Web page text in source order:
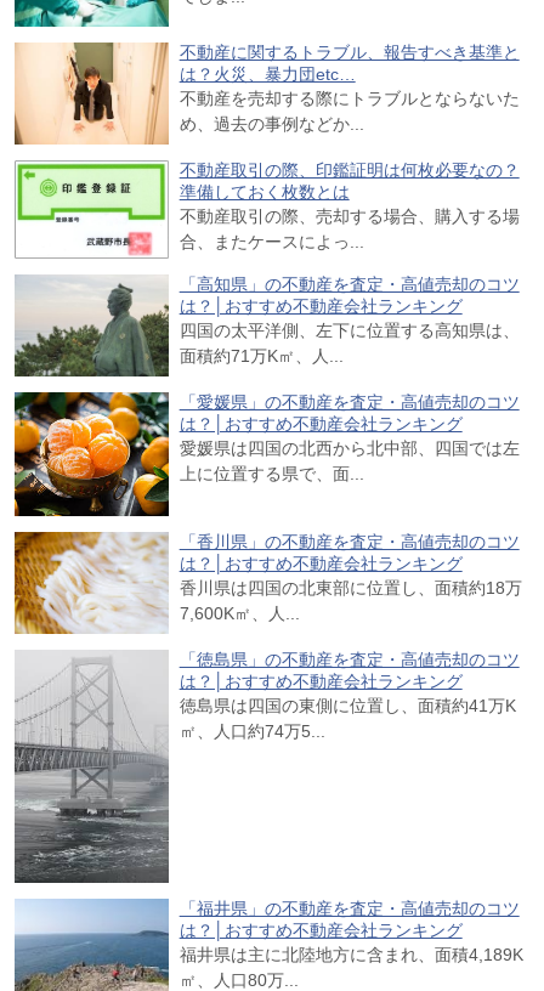
不動産に関するトラブル、報告すべき基準と
は？火災、暴力団etc…
不動産を売却する際にトラブルとならないた
め、過去の事例などか...
不動産取引の際、印鑑証明は何枚必要なの？
準備しておく枚数とは
不動産取引の際、売却する場合、購入する場
合、またケースによっ...
「高知県」の不動産を査定・高値売却のコツ
は？│おすすめ不動産会社ランキング
四国の太平洋側、左下に位置する高知県は、
面積約71万K㎡、人...
「愛媛県」の不動産を査定・高値売却のコツ
は？│おすすめ不動産会社ランキング
愛媛県は四国の北西から北中部、四国では左
上に位置する県で、面...
「香川県」の不動産を査定・高値売却のコツ
は？│おすすめ不動産会社ランキング
香川県は四国の北東部に位置し、面積約18万
7,600K㎡、人...
「徳島県」の不動産を査定・高値売却のコツ
は？│おすすめ不動産会社ランキング
徳島県は四国の東側に位置し、面積約41万K
㎡、人口約74万5...
「福井県」の不動産を査定・高値売却のコツ
は？│おすすめ不動産会社ランキング
福井県は主に北陸地方に含まれ、面積4,189K
㎡、人口80万...